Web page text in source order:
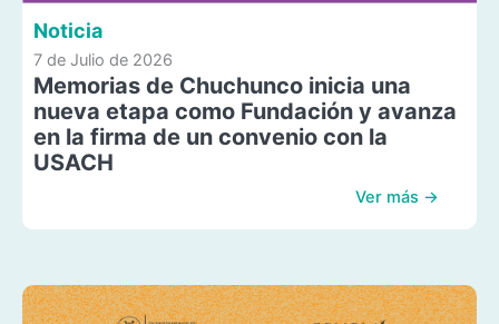
Noticia
7 de Julio de 2026
Memorias de Chuchunco inicia una
nueva etapa como Fundación y avanza
en la firma de un convenio con la
USACH
Ver más →